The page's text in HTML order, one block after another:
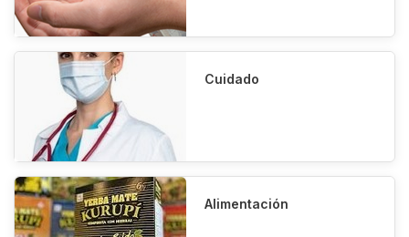
Cuidado
Alimentación